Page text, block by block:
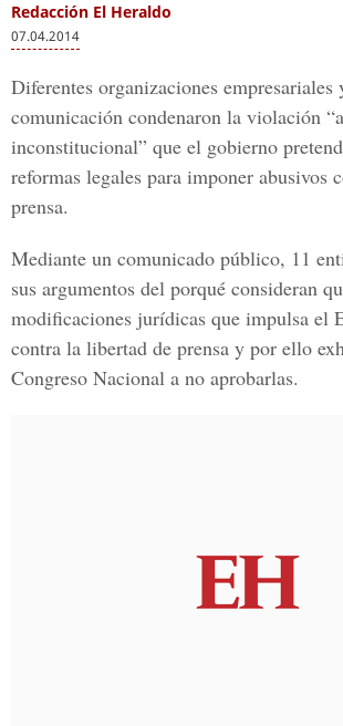
Redacción El Heraldo
07.04.2014
Diferentes organizaciones empresariales
comunicación condenaron la violación
inconstitucional” que el gobierno
reformas legales para imponer abusivos
prensa.
Mediante un comunicado público, 11
sus argumentos del porqué consideran
modificaciones jurídicas que impulsa el
contra la libertad de prensa y por ello
Congreso Nacional a no aprobarlas.